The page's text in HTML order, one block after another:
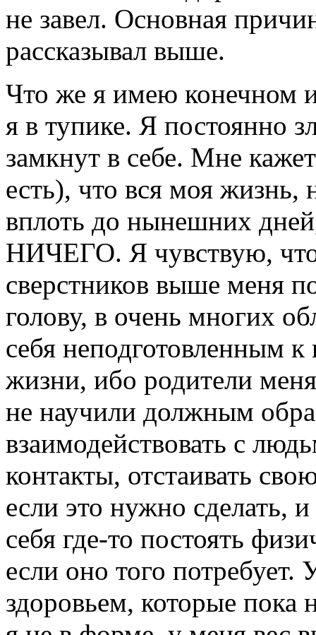
не завел. Основная
рассказывал выше.
Что же я имею конечном
я в тупике. Я постоянно
замкнут в себе. Мне
есть), что вся моя
вплоть до нынешних
НИЧЕГО. Я чувствую,
сверстников выше меня
голову, в очень многих
себя неподготовленным к
жизни, ибо родители
не научили должным
взаимодействовать с
контакты, отстаивать
если это нужно сделать,
себя где-то постоять
если оно того
здоровьем, которые пока